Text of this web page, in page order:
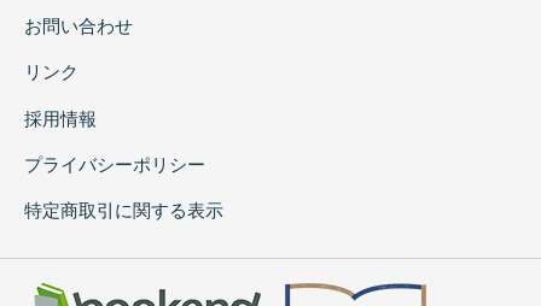
お問い合わせ
リンク
採用情報
プライバシーポリシー
特定商取引に関する表示